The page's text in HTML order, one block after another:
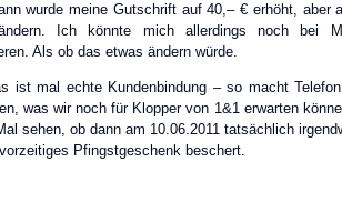
wurde meine Gutschrift auf 40,– € erhöht, aber
Ich könnte mich allerdings noch bei
Als ob das etwas ändern würde.
ist mal echte Kundenbindung – so macht
was wir noch für Klopper von 1&1 erwarten
sehen, ob dann am 10.06.2011 tatsächlich
Pfingstgeschenk beschert.